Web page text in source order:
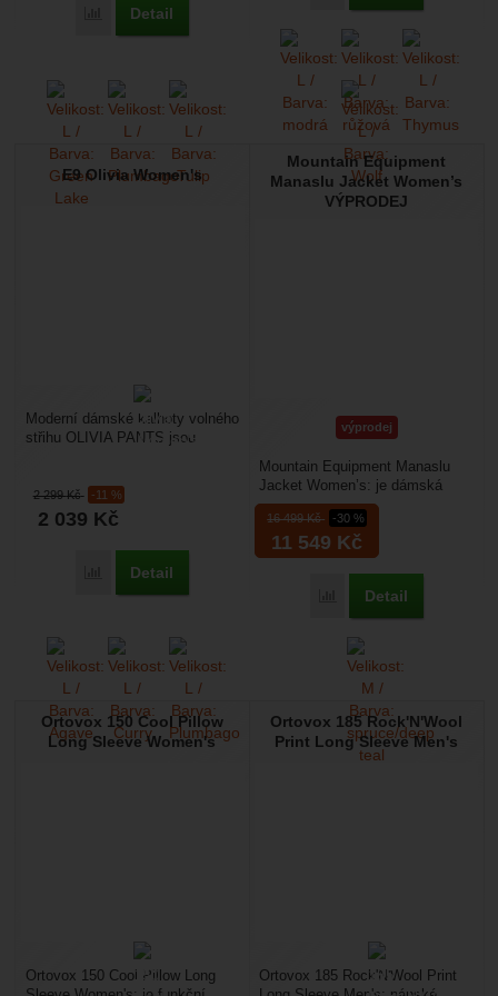
Přidat 'E9 Onda Slim2 Women's' k porovnání
Detail
E9 Olivia Women's
2 299Kč -11 %
2 039 Kč
Přidat 'E9 Olivia Women's' k porovnání
Detail
Moderní dámské kalhoty volného
střihu OLIVIA PANTS jsou
Mountain Equipment
Manaslu Jacket Women’s
VÝPRODEJ
výprodej
16 499Kč -30 %
11 549 Kč
Přidat 'Mountain
Detail
Mountain Equipment Manaslu
Jacket Women’s: je dámská
goretexová bunda. Je určená na
náročnou horskou...
Ortovox 150 Cool Pillow
Long Sleeve Women's
Ortovox 150 Cool Pillow Long
Ortovox 185 Rock'N'Wool
Print Long Sleeve Men's
Ortovox 185 Rock'N'Wool Print